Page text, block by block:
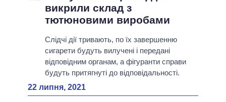
викрили склад з
тютюновими виробами
Слідчі дії тривають, по їх завершенню
сигарети будуть вилучені і передані
відповідним органам, а фігуранти справи
будуть притягнуті до відповідальності.
22 липня, 2021